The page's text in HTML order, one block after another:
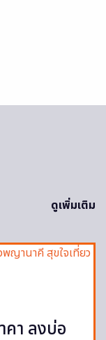
ดูเพิ่มเติม
คา ลงบ่อ